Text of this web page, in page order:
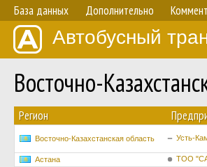
База данных Дополнительно
Автобусный
Восточно-
Регион
Восточно-Казахстанская область Усть-
Астана
ТОО